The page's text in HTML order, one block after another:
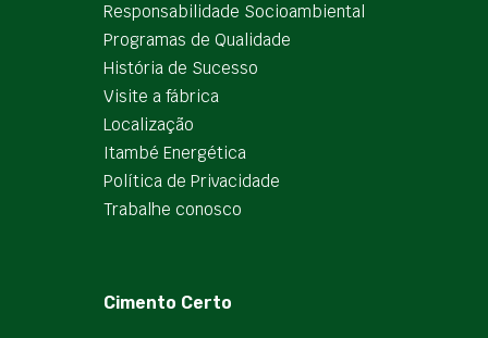
Responsabilidade Socioambiental
Programas de Qualidade
História de Sucesso
Visite a fábrica
Localização
Itambé Energética
Política de Privacidade
Trabalhe conosco
Cimento Certo